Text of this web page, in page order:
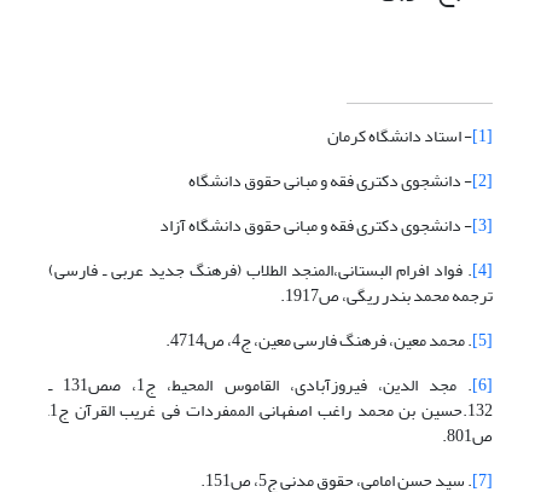
[1] - استاد دانشگاه کرمان
[2] - دانشجوی دکتری فقه و مبانی حقوق دانشگاه
[3] - دانشجوی دکتری فقه و مبانی حقوق دانشگاه آزاد
[4] . فواد افرام البستانی،المنجد الطلاب (فرهنگ جدید عربی ـ فارسی)
ترجمه محمد بندر ریگی، ص1917.
[5] . محمد معین، فرهنگ فارسی معین، ج4، ص4714.
[6]
. مجد الدین، فیروزآبادی، القاموس المحیط، ج1، صص131 ـ
132.حسین بن محمد راغب اصفهانی, الممفردات فی غریب القرآن ج1,
ص801.
[7] . سید حسن امامی، حقوق مدنی ج5، ص151.